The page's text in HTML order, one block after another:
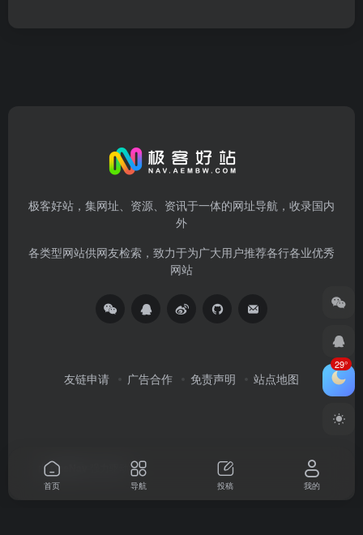
极客好站，集网址、资源、资讯于一体的网址导航，收录国内
外
各类型网站供网友检索，致力于为广大用户推荐各行各业优秀
网站
友链申请 广告合作 免责声明 站点地图
由OneNav 强力驱动
29°
首页 导航 投稿 我的